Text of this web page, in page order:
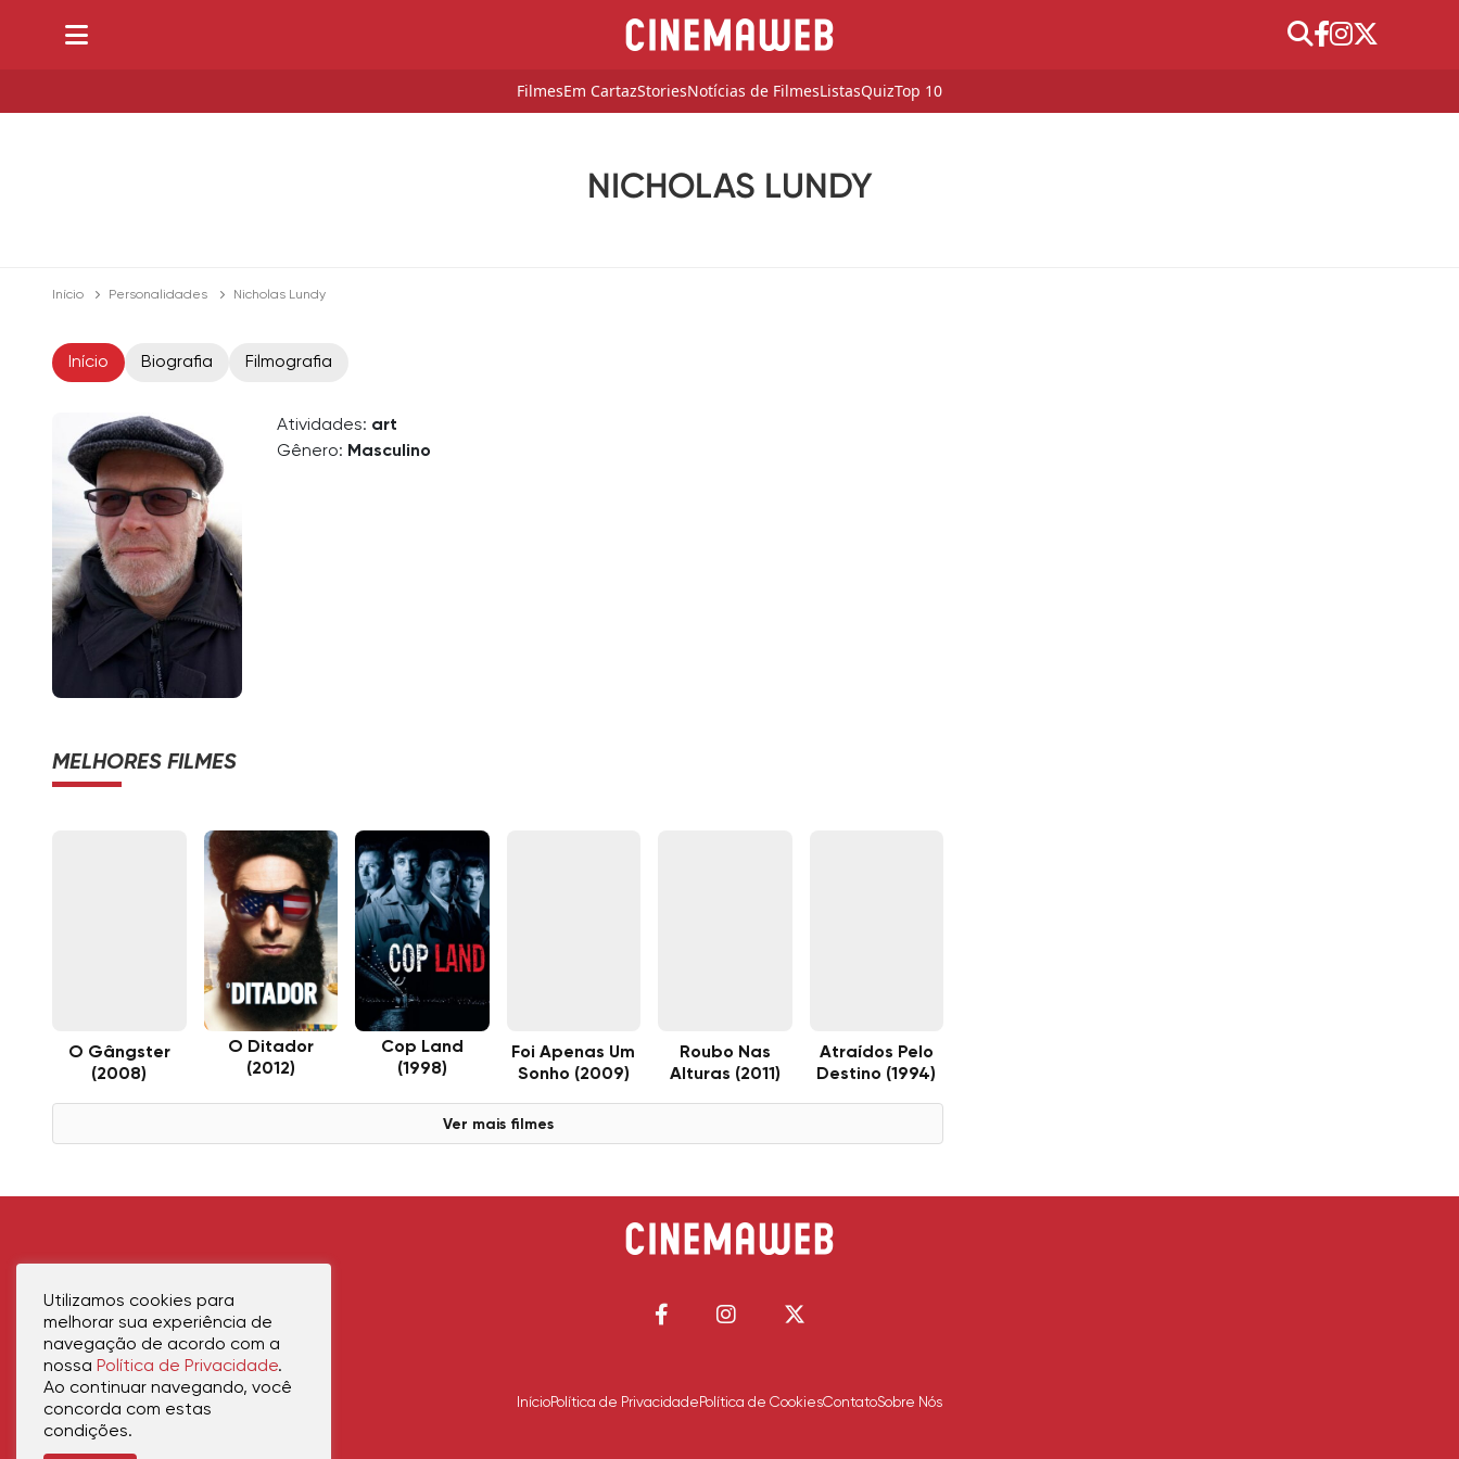
FilmesEm CartazStoriesNotícias de FilmesListasQuizTop 10
NICHOLAS LUNDY
Início Personalidades Nicholas Lundy
Início Biografia Filmografia
Atividades: art
Gênero: Masculino
MELHORES FILMES
O Gângster
(2008)
O Ditador
(2012)
Cop Land
(1998)
Foi Apenas Um
Sonho (2009)
Roubo Nas
Alturas (2011)
Atraídos Pelo
Destino (1994)
Ver mais filmes
InícioPolítica de Privacidade Política de CookiesContatoSobre Nós
Utilizamos cookies para
melhorar sua experiência de
navegação de acordo com a
nossa Política de Privacidade.
Ao continuar navegando, você
concorda com estas
condições.